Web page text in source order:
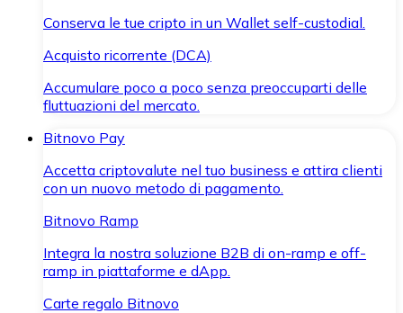
Conserva le tue cripto in un Wallet self-custodial.
Acquisto ricorrente (DCA)
Accumulare poco a poco senza preoccuparti delle
fluttuazioni del mercato.
Bitnovo Pay
Accetta criptovalute nel tuo business e attira clienti
con un nuovo metodo di pagamento.
Bitnovo Ramp
Integra la nostra soluzione B2B di on-ramp e off-
ramp in piattaforme e dApp.
Carte regalo Bitnovo